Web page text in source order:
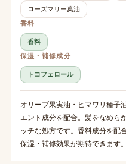
ローズマリー葉油
香料
香料
保湿・補修成分
トコフェロール
オリーブ果実油・ヒマワリ種子
エント成分を配合。髪をなめら
ッチな処方です。香料成分を配
保湿・補修効果が期待できます。